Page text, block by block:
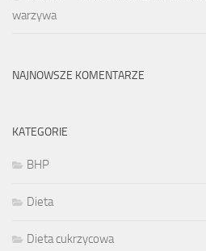
warzywa
NAJNOWSZE KOMENTARZE
KATEGORIE
BHP
Dieta
Dieta cukrzycowa